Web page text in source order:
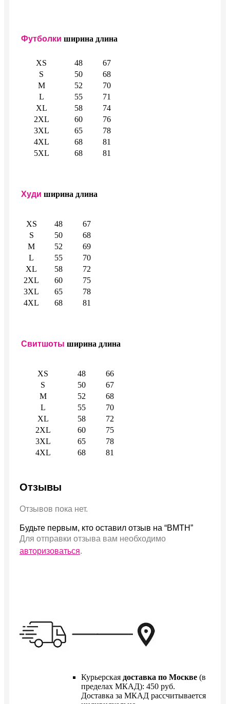
Футболки ширина длина
XS 48
67
S
50
68
M
52
70
L
55
71
XL
58
74
2XL
60
76
3XL
65
78
4XL
68
81
5XL
68 81
Худи ширина длина
XS 48
67
S
50
68
M
52
69
L
55
70
XL
58
72
2XL
60
75
3XL
65
78
4XL
68 81
Свитшоты ширина длина
XS 48
66
S
50
67
M
52
68
L
55
70
XL
58
72
2XL
60
75
3XL
65
78
4XL
68 81
Отзывы
Отзывов пока нет.
Будьте первым, кто оставил отзыв на “BMTH”
Для отправки отзыва вам необходимо
авторизоваться.
Курьерская доставка по Москве (в
пределах МКАД): 450 руб.
Доставка за МКАД рассчитывается